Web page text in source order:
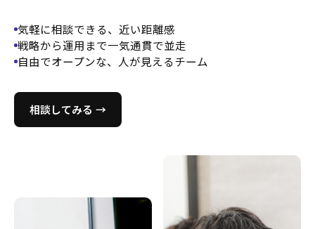
気軽に相談できる、近い距離感
戦略から運用まで一気通貫で並走
自由でオープンな、人が見えるチーム
相談してみる →